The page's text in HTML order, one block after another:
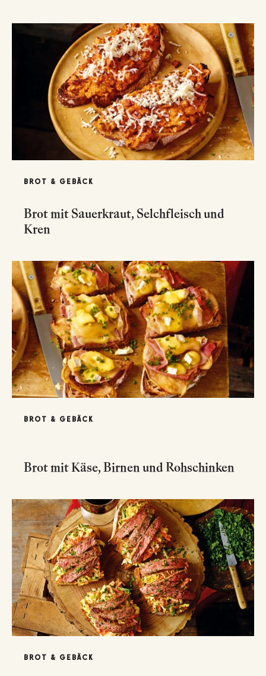
BROT & GEBÄCK
Brot mit Sauerkraut, Selchfleisch und
Kren
BROT & GEBÄCK
Brot mit Käse, Birnen und Rohschinken
BROT & GEBÄCK